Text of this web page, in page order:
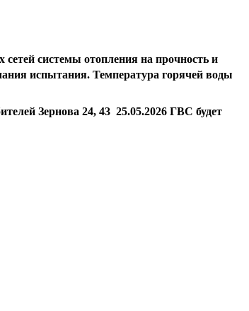
сетей системы отопления на прочность и
испытания. Температура горячей воды
Зернова 24, 43 25.05.2026 ГВС будет